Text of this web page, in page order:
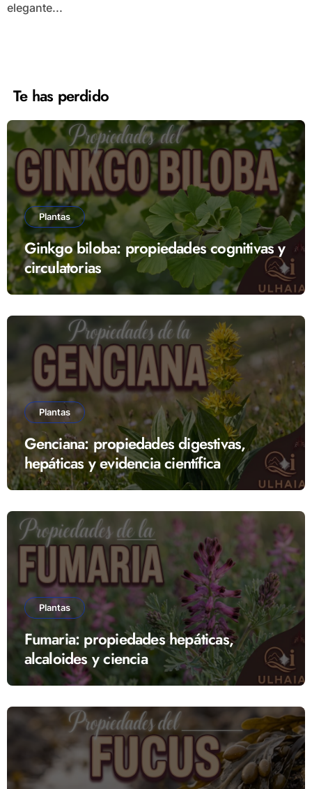
elegante...
Te has perdido
Plantas
Ginkgo biloba: propiedades cognitivas y
circulatorias
Plantas
Genciana: propiedades digestivas,
hepáticas y evidencia científica
Plantas
Fumaria: propiedades hepáticas,
alcaloides y ciencia